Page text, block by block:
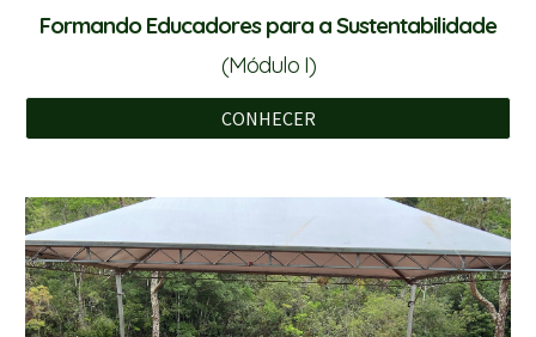
Formando Educadores para a Sustentabilidade
(Módulo I)
CONHECER